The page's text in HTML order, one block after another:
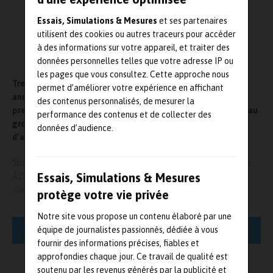
Essais, Simulations & Mesures et ses partenaires
utilisent des cookies ou autres traceurs pour accéder
à des informations sur votre appareil, et traiter des
données personnelles telles que votre adresse IP ou
les pages que vous consultez. Cette approche nous
permet d’améliorer votre expérience en affichant
des contenus personnalisés, de mesurer la
performance des contenus et de collecter des
données d’audience.
Essais, Simulations & Mesures
protège votre vie privée
Notre site vous propose un contenu élaboré par une
équipe de journalistes passionnés, dédiée à vous
fournir des informations précises, fiables et
approfondies chaque jour. Ce travail de qualité est
soutenu par les revenus générés par la publicité et
Trescal, spécialiste mondial des services de métrologie,
annonce aujourd’hui l’acquisition de Primo Instrument, sa
première acquisition au Canada. Primo Instrument apporte au
groupe, mené par Olivier Delrieu son président, un chiffre
A2LA qui couvre la plupart des domaines métrologiques,
particulièrement dimensionnel, électrique DC/LF, temps /
fréquence, couple, dureté, pression et température. L’entreprise a
également une activité de vente d’équipements de test et
mesure. Primo Instrument emploie trete-cinq personnes et est
principalement actif dans les secteurs aéronautique et
automobile. Trescal s’appuiera sur les trois fondateurs – Pierre
Tétrault, Michele Sardella et Tony Antonitti, afin de poursuivre
LIRE LA SUITE